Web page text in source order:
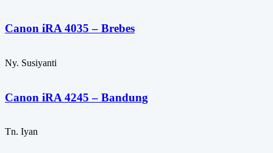
Canon iRA 4035 – Brebes
Ny. Susiyanti
Canon iRA 4245 – Bandung
Tn. Iyan